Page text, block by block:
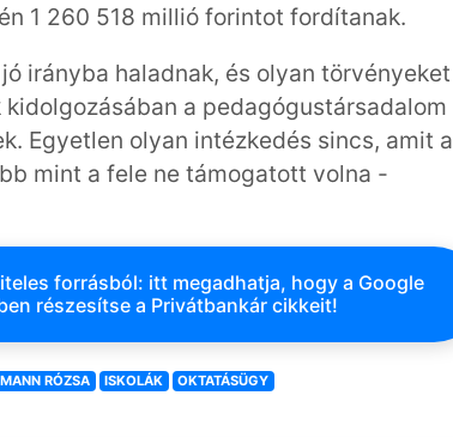
1 260 518 millió forintot fordítanak.
irányba haladnak, és olyan törvényeket
a pedagógustársadalom
Egyetlen olyan intézkedés sincs, amit a
mint a fele ne támogatott volna -
forrásból: itt megadhatja, hogy a Google
részesítse a Privátbankár cikkeit!
RÓZSA ISKOLÁK
OKTATÁSÜGY